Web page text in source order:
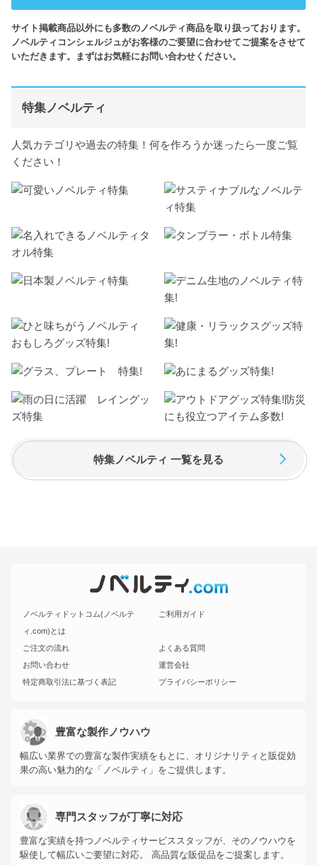
サイト掲載商品以外にも多数のノベルティ商品を取り扱っております。
ノベルティコンシェルジュがお客様のご要望に合わせてご提案をさせて
いただきます。まずはお気軽にお問い合わせください。
特集ノベルティ
人気カテゴリや過去の特集！何を作ろうか迷ったら一度ご覧
ください！
特集ノベルティ 一覧を見る
ノベルティドットコム(ノベルテ
ィ.com)とは
ご利用ガイド
ご注文の流れ
よくある質問
お問い合わせ
運営会社
特定商取引法に基づく表記
プライバシーポリシー
豊富な製作ノウハウ
幅広い業界での豊富な製作実績をもとに、オリジナリティと販促効
果の高い魅力的な「ノベルティ」をご提供します。
専門スタッフが丁寧に対応
豊富な実績を持つノベルティサービススタッフが、そのノウハウを
駆使して幅広いご要望に対応。 高品質な販促品をご提案します。